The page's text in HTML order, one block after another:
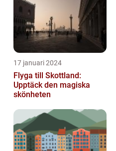
17 januari 2024
Flyga till Skottland:
Upptäck den magiska
skönheten